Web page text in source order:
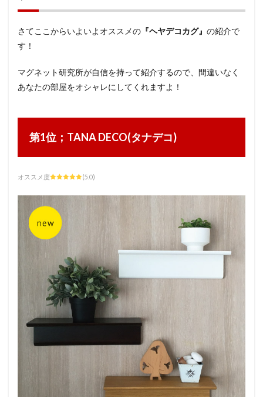
さてここからいよいよオススメの 『ヘヤデコカグ』 の紹介で
す！
マグネット研究所が自信を持って紹介するので、間違いなく
あなたの部屋をオシャレにしてくれますよ！
第1位；TANA DECO(タナデコ)
オススメ度 (5.0)